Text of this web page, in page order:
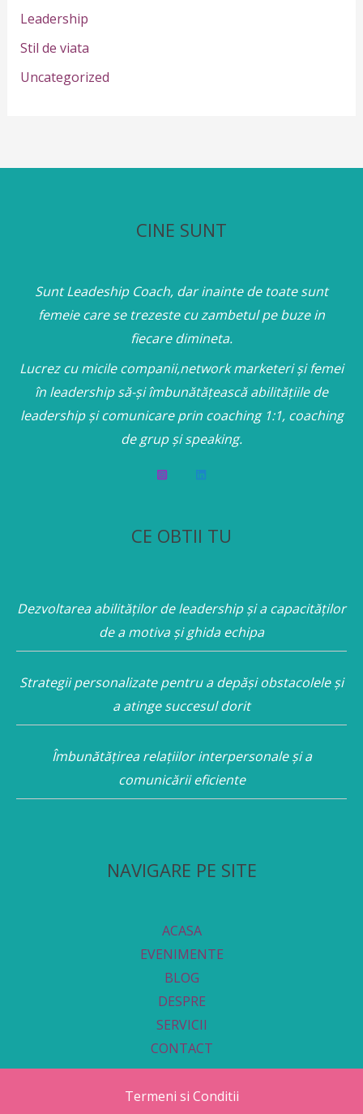
Leadership
Stil de viata
Uncategorized
CINE SUNT
Sunt Leadeship Coach, dar inainte de toate sunt
femeie care se trezeste cu zambetul pe buze in
fiecare dimineta.
Lucrez cu micile companii,network marketeri și femei
în leadership să-și îmbunătățească abilitățiile de
leadership și comunicare prin coaching 1:1, coaching
de grup și speaking.
CE OBTII TU
Dezvoltarea abilităților de leadership și a capacităților
de a motiva și ghida echipa
Strategii personalizate pentru a depăși obstacolele și
a atinge succesul dorit
Îmbunătățirea relațiilor interpersonale și a
comunicării eficiente
NAVIGARE PE SITE
ACASA
EVENIMENTE
BLOG
DESPRE
SERVICII
CONTACT
Termeni si Conditii